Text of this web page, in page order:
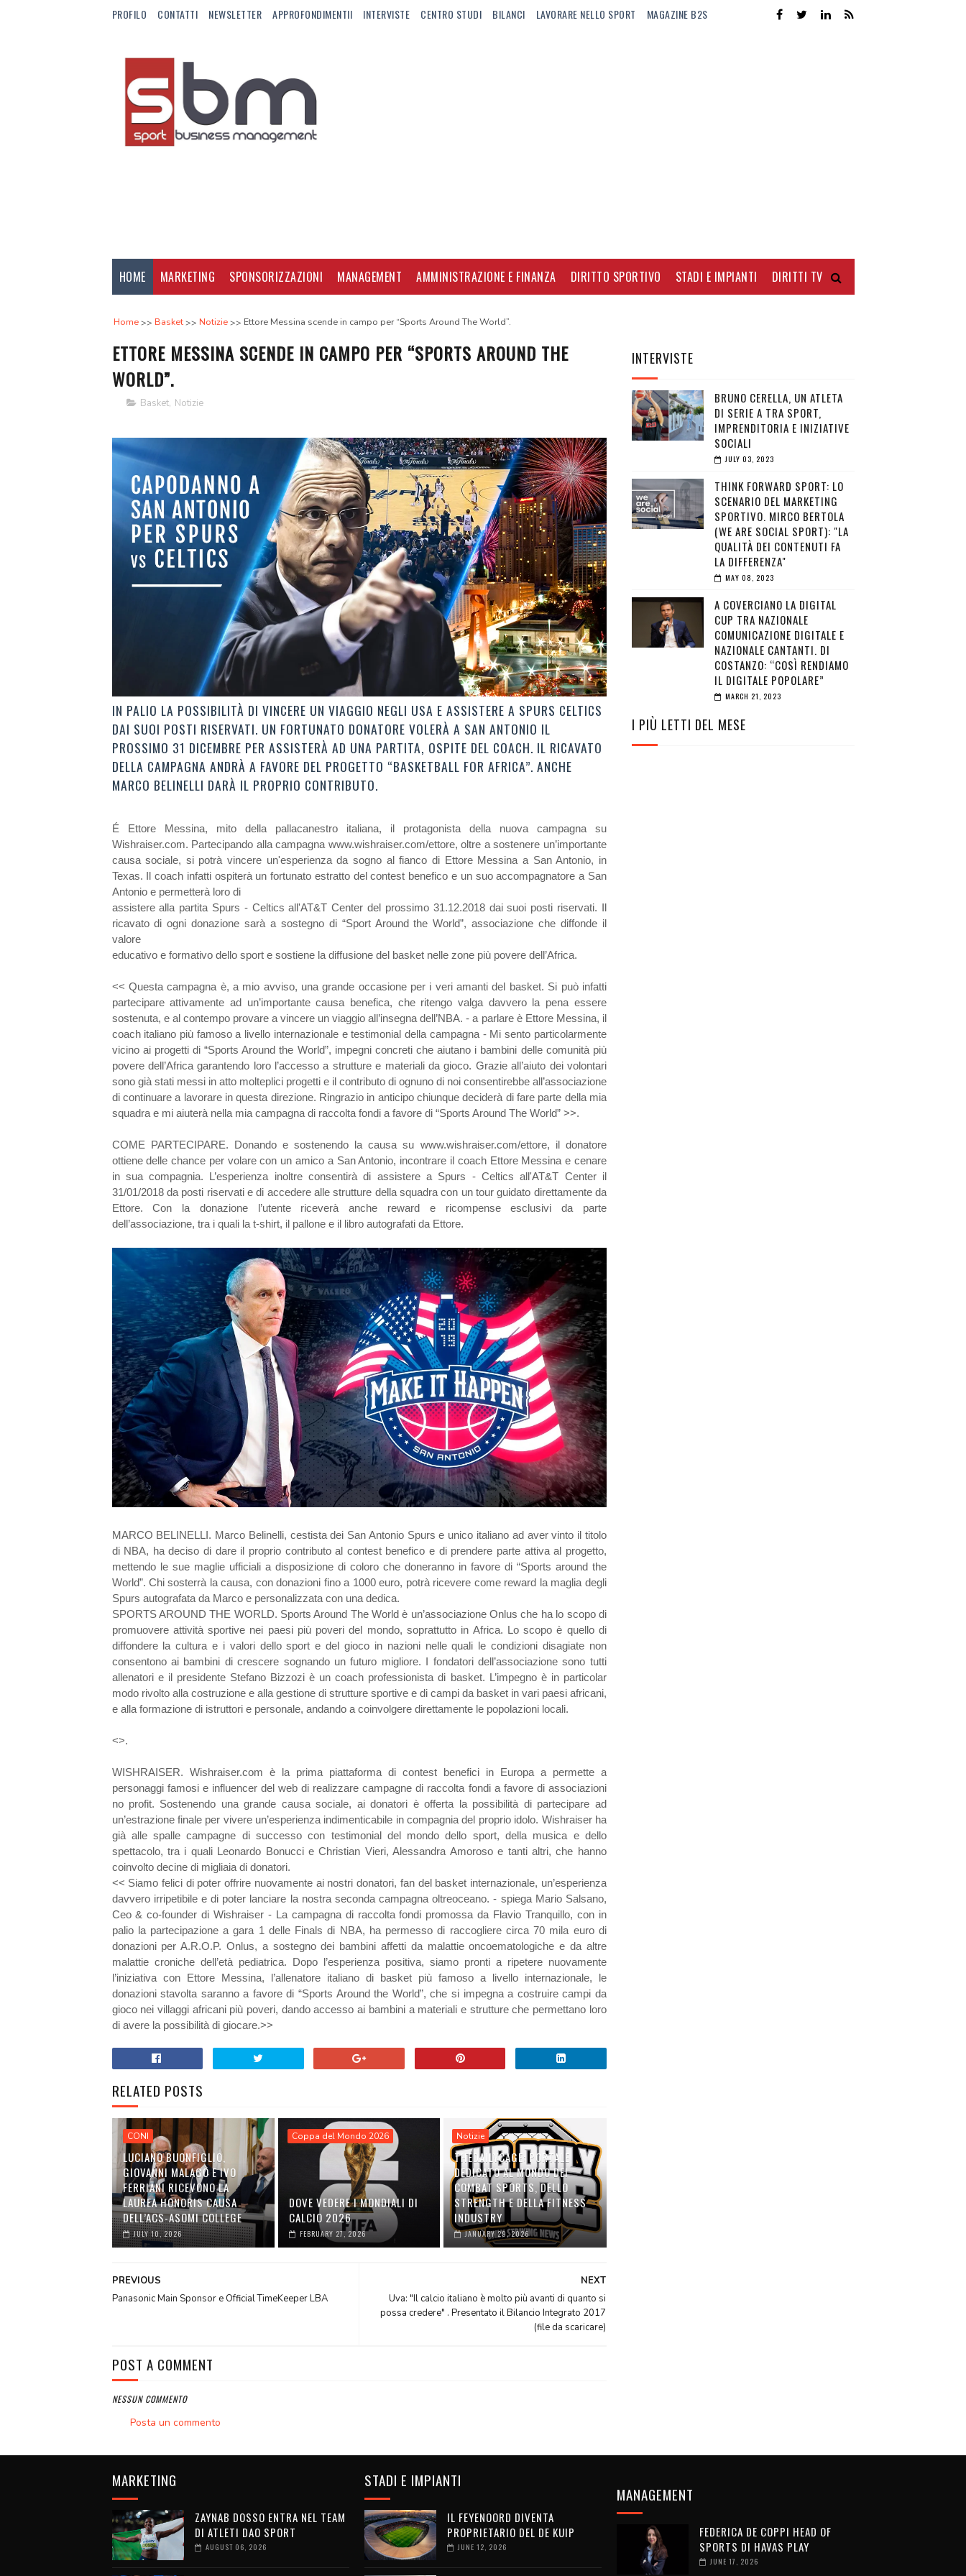
PROFILO CONTATTI NEWSLETTER APPROFONDIMENTII INTERVISTE CENTRO STUDI BILANCI LAVORARE NELLO SPORT MAGAZINE B2S
HOME MARKETING SPONSORIZZAZIONI MANAGEMENT AMMINISTRAZIONE E FINANZA DIRITTO SPORTIVO STADI E IMPIANTI DIRITTI TV
Home Basket Notizie Ettore Messina scende in campo per “Sports Around The World”.
ETTORE MESSINA SCENDE IN CAMPO PER “SPORTS AROUND THE
WORLD”.
Basket, Notizie
IN PALIO LA POSSIBILITÀ DI VINCERE UN VIAGGIO NEGLI USA E ASSISTERE A SPURS CELTICS
DAI SUOI POSTI RISERVATI. UN FORTUNATO DONATORE VOLERÀ A SAN ANTONIO IL
PROSSIMO 31 DICEMBRE PER ASSISTERÀ AD UNA PARTITA, OSPITE DEL COACH. IL RICAVATO
DELLA CAMPAGNA ANDRÀ A FAVORE DEL PROGETTO “BASKETBALL FOR AFRICA”. ANCHE
MARCO BELINELLI DARÀ IL PROPRIO CONTRIBUTO.
É Ettore Messina, mito della pallacanestro italiana, il protagonista della nuova campagna su
Wishraiser.com. Partecipando alla campagna www.wishraiser.com/ettore, oltre a sostenere un’importante
causa sociale, si potrà vincere un'esperienza da sogno al fianco di Ettore Messina a San Antonio, in
Texas. Il coach infatti ospiterà un fortunato estratto del contest benefico e un suo accompagnatore a San
Antonio e permetterà loro di
assistere alla partita Spurs - Celtics all'AT&T Center del prossimo 31.12.2018 dai suoi posti riservati. Il
ricavato di ogni donazione sarà a sostegno di “Sport Around the World”, associazione che diffonde il
valore
educativo e formativo dello sport e sostiene la diffusione del basket nelle zone più povere dell’Africa.
<< Questa campagna è, a mio avviso, una grande occasione per i veri amanti del basket. Si può infatti
partecipare attivamente ad un’importante causa benefica, che ritengo valga davvero la pena essere
sostenuta, e al contempo provare a vincere un viaggio all’insegna dell’NBA. - a parlare è Ettore Messina, il
coach italiano più famoso a livello internazionale e testimonial della campagna - Mi sento particolarmente
vicino ai progetti di “Sports Around the World”, impegni concreti che aiutano i bambini delle comunità più
povere dell’Africa garantendo loro l’accesso a strutture e materiali da gioco. Grazie all’aiuto dei volontari
sono già stati messi in atto molteplici progetti e il contributo di ognuno di noi consentirebbe all’associazione
di continuare a lavorare in questa direzione. Ringrazio in anticipo chiunque deciderà di fare parte della mia
squadra e mi aiuterà nella mia campagna di raccolta fondi a favore di “Sports Around The World” >>.
COME PARTECIPARE. Donando e sostenendo la causa su www.wishraiser.com/ettore, il donatore
ottiene delle chance per volare con un amico a San Antonio, incontrare il coach Ettore Messina e cenare
in sua compagnia. L’esperienza inoltre consentirà di assistere a Spurs - Celtics all'AT&T Center il
31/01/2018 da posti riservati e di accedere alle strutture della squadra con un tour guidato direttamente da
Ettore. Con la donazione l’utente riceverà anche reward e ricompense esclusivi da parte
dell’associazione, tra i quali la t-shirt, il pallone e il libro autografati da Ettore.
MARCO BELINELLI. Marco Belinelli, cestista dei San Antonio Spurs e unico italiano ad aver vinto il titolo
di NBA, ha deciso di dare il proprio contributo al contest benefico e di prendere parte attiva al progetto,
mettendo le sue maglie ufficiali a disposizione di coloro che doneranno in favore di “Sports around the
World”. Chi sosterrà la causa, con donazioni fino a 1000 euro, potrà ricevere come reward la maglia degli
Spurs autografata da Marco e personalizzata con una dedica.
SPORTS AROUND THE WORLD. Sports Around The World è un’associazione Onlus che ha lo scopo di
promuovere attività sportive nei paesi più poveri del mondo, soprattutto in Africa. Lo scopo è quello di
diffondere la cultura e i valori dello sport e del gioco in nazioni nelle quali le condizioni disagiate non
consentono ai bambini di crescere sognando un futuro migliore. I fondatori dell’associazione sono tutti
allenatori e il presidente Stefano Bizzozi è un coach professionista di basket. L’impegno è in particolar
modo rivolto alla costruzione e alla gestione di strutture sportive e di campi da basket in vari paesi africani,
e alla formazione di istruttori e personale, andando a coinvolgere direttamente le popolazioni locali.
<>.
WISHRAISER. Wishraiser.com è la prima piattaforma di contest benefici in Europa a permette a
personaggi famosi e influencer del web di realizzare campagne di raccolta fondi a favore di associazioni
no profit. Sostenendo una grande causa sociale, ai donatori è offerta la possibilità di partecipare ad
un’estrazione finale per vivere un’esperienza indimenticabile in compagnia del proprio idolo. Wishraiser ha
già alle spalle campagne di successo con testimonial del mondo dello sport, della musica e dello
spettacolo, tra i quali Leonardo Bonucci e Christian Vieri, Alessandra Amoroso e tanti altri, che hanno
coinvolto decine di migliaia di donatori.
<< Siamo felici di poter offrire nuovamente ai nostri donatori, fan del basket internazionale, un’esperienza
davvero irripetibile e di poter lanciare la nostra seconda campagna oltreoceano. - spiega Mario Salsano,
Ceo & co-founder di Wishraiser - La campagna di raccolta fondi promossa da Flavio Tranquillo, con in
palio la partecipazione a gara 1 delle Finals di NBA, ha permesso di raccogliere circa 70 mila euro di
donazioni per A.R.O.P. Onlus, a sostegno dei bambini affetti da malattie oncoematologiche e da altre
malattie croniche dell’età pediatrica. Dopo l’esperienza positiva, siamo pronti a ripetere nuovamente
l’iniziativa con Ettore Messina, l’allenatore italiano di basket più famoso a livello internazionale, le
donazioni stavolta saranno a favore di “Sports Around the World”, che si impegna a costruire campi da
gioco nei villaggi africani più poveri, dando accesso ai bambini a materiali e strutture che permettano loro
di avere la possibilità di giocare.>>
RELATED POSTS
CONI
LUCIANO BUONFIGLIO,
GIOVANNI MALAGÒ E IVO
FERRIANI RICEVONO LA
LAUREA HONORIS CAUSA
DELL’ACS-ASOMI COLLEGE
JULY 10, 2026
Coppa del Mondo 2026
DOVE VEDERE I MONDIALI DI
CALCIO 2026
FEBRUARY 27, 2026
Notizie
THEDAILYCAGE: PORTALE
DEDICATO AL MONDO DEI
COMBAT SPORTS, DELLO
STRENGTH E DELLA FITNESS
INDUSTRY
JANUARY 29, 2026
NEXT
Uva: "Il calcio italiano è molto più avanti di quanto si
possa credere" . Presentato il Bilancio Integrato 2017
(file da scaricare)
PREVIOUS
Panasonic Main Sponsor e Official TimeKeeper LBA
POST A COMMENT
NESSUN COMMENTO
Posta un commento
INTERVISTE
BRUNO CERELLA, UN ATLETA
DI SERIE A TRA SPORT,
IMPRENDITORIA E INIZIATIVE
SOCIALI
JULY 03, 2023
THINK FORWARD SPORT: LO
SCENARIO DEL MARKETING
SPORTIVO. MIRCO BERTOLA
(WE ARE SOCIAL SPORT): "LA
QUALITÀ DEI CONTENUTI FA
LA DIFFERENZA"
MAY 08, 2023
A COVERCIANO LA DIGITAL
CUP TRA NAZIONALE
COMUNICAZIONE DIGITALE E
NAZIONALE CANTANTI. DI
COSTANZO: “COSÌ RENDIAMO
IL DIGITALE POPOLARE”
MARCH 21, 2023
I PIÙ LETTI DEL MESE
MARKETING
ZAYNAB DOSSO ENTRA NEL TEAM
DI ATLETI DAO SPORT
AUGUST 06, 2026
STADI E IMPIANTI
IL FEYENOORD DIVENTA
PROPRIETARIO DEL DE KUIP
JUNE 12, 2026
MANAGEMENT
FEDERICA DE COPPI HEAD OF
SPORTS DI HAVAS PLAY
JUNE 17, 2026